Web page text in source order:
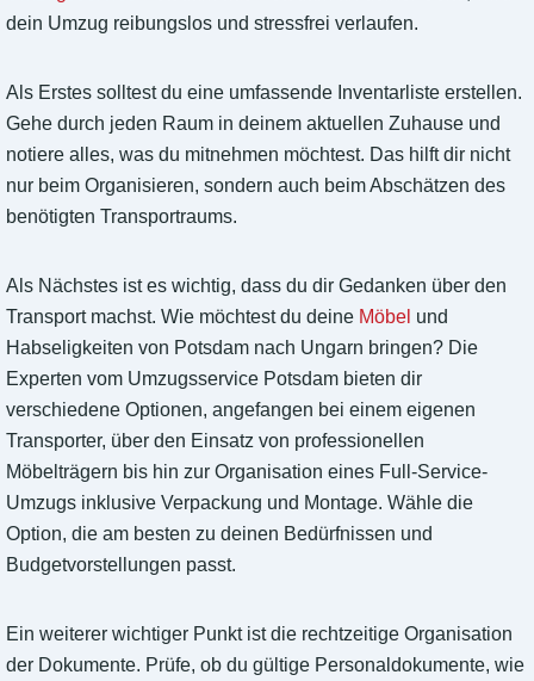
dein Umzug reibungslos und stressfrei verlaufen.
Als Erstes solltest du eine umfassende Inventarliste erstellen.
Gehe durch jeden Raum in deinem aktuellen Zuhause und
notiere alles, was du mitnehmen möchtest. Das hilft dir nicht
nur beim Organisieren, sondern auch beim Abschätzen des
benötigten Transportraums.
Als Nächstes ist es wichtig, dass du dir Gedanken über den
Transport machst. Wie möchtest du deine Möbel und
Habseligkeiten von Potsdam nach Ungarn bringen? Die
Experten vom Umzugsservice Potsdam bieten dir
verschiedene Optionen, angefangen bei einem eigenen
Transporter, über den Einsatz von professionellen
Möbelträgern bis hin zur Organisation eines Full-Service-
Umzugs inklusive Verpackung und Montage. Wähle die
Option, die am besten zu deinen Bedürfnissen und
Budgetvorstellungen passt.
Ein weiterer wichtiger Punkt ist die rechtzeitige Organisation
der Dokumente. Prüfe, ob du gültige Personaldokumente, wie